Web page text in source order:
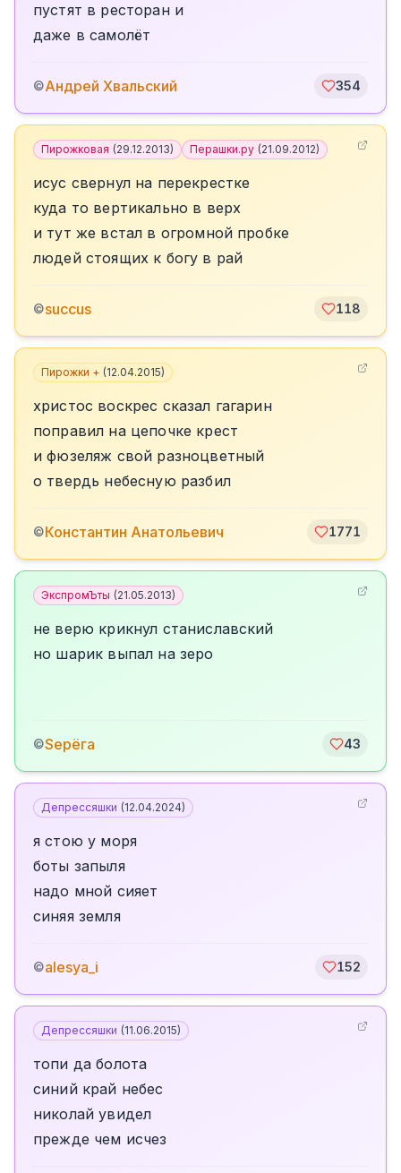
пустят в ресторан и
даже в самолёт
©Андрей Хвальский 354
Пирожковая (29.12.2013) Перашки.ру (21.09.2012)
исус свернул на перекрестке
куда то вертикально в верх
и тут же встал в огромной пробке
людей стоящих к богу в рай
©succus 118
Пирожки + (12.04.2015)
христос воскрес сказал гагарин
поправил на цепочке крест
и фюзеляж свой разноцветный
о твердь небесную разбил
©Константин Анатольевич 1771
ЭкспромЪты (21.05.2013)
не верю крикнул станиславский
но шарик выпал на зеро
©Sерёга 43
Депрессяшки (12.04.2024)
я стою у моря
боты запыля
надо мной сияет
синяя земля
©alesya_i 152
Депрессяшки (11.06.2015)
топи да болота
синий край небес
николай увидел
прежде чем исчез